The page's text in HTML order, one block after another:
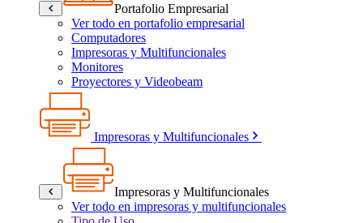
Portafolio Empresarial
Ver todo en portafolio empresarial
Computadores
Impresoras y Multifuncionales
Monitores
Proyectores y Videobeam
Impresoras y Multifuncionales
Impresoras y Multifuncionales
Ver todo en impresoras y multifuncionales